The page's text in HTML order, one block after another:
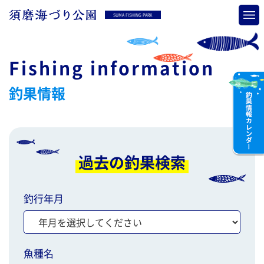
SUMA FISHING PARK
Fishing information
釣果情報
過去の釣果検索
釣行年月
魚種名